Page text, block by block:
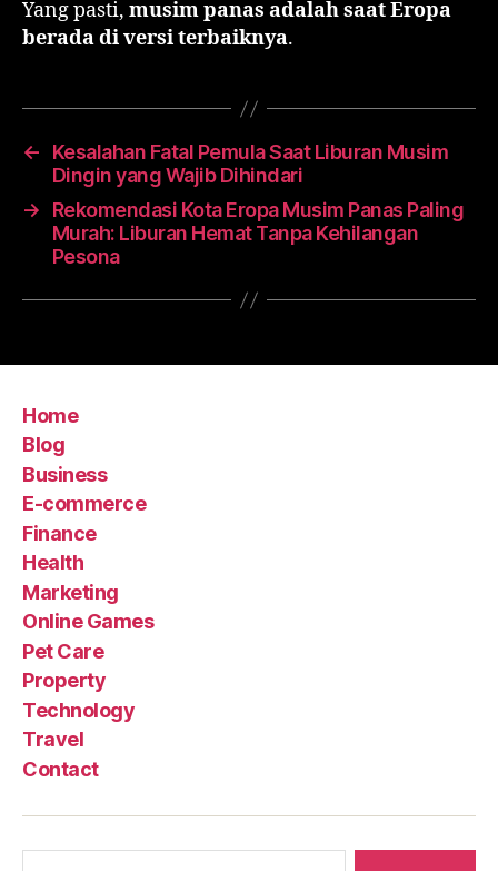
Yang pasti, musim panas adalah saat Eropa
berada di versi terbaiknya.
←
Kesalahan Fatal Pemula Saat Liburan Musim
Dingin yang Wajib Dihindari
→
Rekomendasi Kota Eropa Musim Panas Paling
Murah: Liburan Hemat Tanpa Kehilangan
Pesona
Home
Blog
Business
E-commerce
Finance
Health
Marketing
Online Games
Pet Care
Property
Technology
Travel
Contact